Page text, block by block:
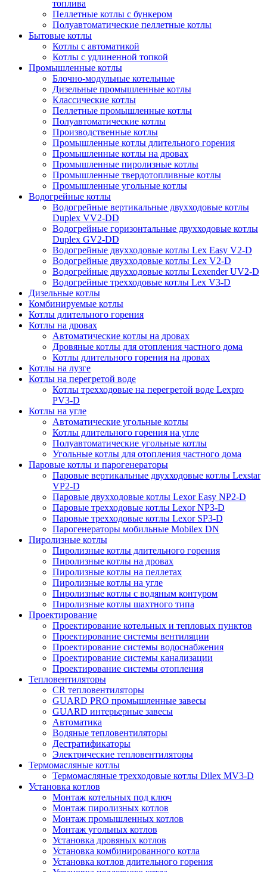
топлива
Пеллетные котлы с бункером
Полуавтоматические пеллетные котлы
Бытовые котлы
Котлы с автоматикой
Котлы с удлиненной топкой
Промышленные котлы
Блочно-модульные котельные
Дизельные промышленные котлы
Классические котлы
Пеллетные промышленные котлы
Полуавтоматические котлы
Производственные котлы
Промышленные котлы длительного горения
Промышленные котлы на дровах
Промышленные пиролизные котлы
Промышленные твердотопливные котлы
Промышленные угольные котлы
Водогрейные котлы
Водогрейные вертикальные двухходовые котлы
Duplex VV2-DD
Водогрейные горизонтальные двухходовые котлы
Duplex GV2-DD
Водогрейные двухходовые котлы Lex Easy V2-D
Водогрейные двухходовые котлы Lex V2-D
Водогрейные двухходовые котлы Lexender UV2-D
Водогрейные трехходовые котлы Lex V3-D
Дизельные котлы
Комбинируемые котлы
Котлы длительного горения
Котлы на дровах
Автоматические котлы на дровах
Дровяные котлы для отопления частного дома
Котлы длительного горения на дровах
Котлы на лузге
Котлы на перегретой воде
Котлы трехходовые на перегретой воде Lexpro
PV3-D
Котлы на угле
Автоматические угольные котлы
Котлы длительного горения на угле
Полуавтоматические угольные котлы
Угольные котлы для отопления частного дома
Паровые котлы и парогенераторы
Паровые вертикальные двухходовые котлы Lexstar
VP2-D
Паровые двухходовые котлы Lexor Easy NP2-D
Паровые трехходовые котлы Lexor NP3-D
Паровые трехходовые котлы Lexor SP3-D
Парогенераторы мобильные Mobilex DN
Пиролизные котлы
Пиролизные котлы длительного горения
Пиролизные котлы на дровах
Пиролизные котлы на пеллетах
Пиролизные котлы на угле
Пиролизные котлы с водяным контуром
Пиролизные котлы шахтного типа
Проектирование
Проектирование котельных и тепловых пунктов
Проектирование системы вентиляции
Проектирование системы водоснабжения
Проектирование системы канализации
Проектирование системы отопления
Тепловентиляторы
CR тепловентиляторы
GUARD PRO промышленные завесы
GUARD интерьерные завесы
Автоматика
Водяные тепловентиляторы
Дестратификаторы
Электрические тепловентиляторы
Термомасляные котлы
Термомасляные трехходовые котлы Dilex MV3-D
Установка котлов
Монтаж котельных под ключ
Монтаж пиролизных котлов
Монтаж промышленных котлов
Монтаж угольных котлов
Установка дровяных котлов
Установка комбинированного котла
Установка котлов длительного горения